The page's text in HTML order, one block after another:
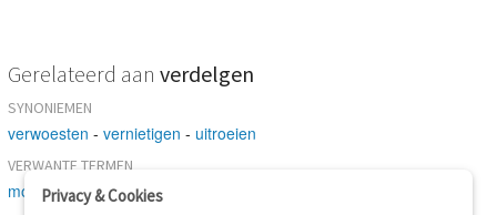
Gerelateerd aan verdelgen
SYNONIEMEN
verwoesten - vernietigen - uitroeien
VERWANTE TERMEN
mollen-verdelgen
Privacy & Cookies